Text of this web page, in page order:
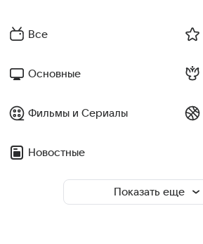
Все
Основные
Фильмы и Сериалы
Новостные
Показать еще